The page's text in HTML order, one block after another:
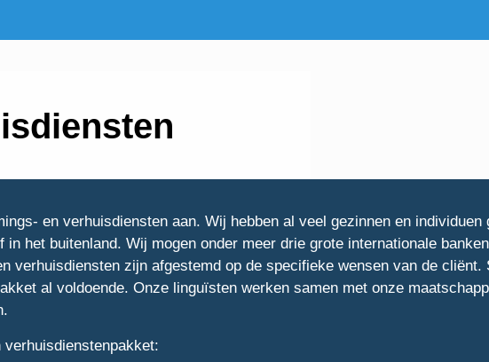
en verhuisdiensten aan. Wij hebben al veel gezinnen en individuen
het buitenland. Wij mogen onder meer ​​drie grote internationale
verhuisdiensten zijn afgestemd op de specifieke wensen van de cliënt.
al voldoende. Onze linguïsten werken samen met onze